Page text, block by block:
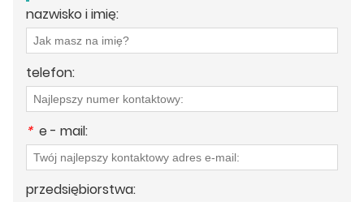
nazwisko i imię:
telefon:
* e - mail:
przedsiębiorstwa: